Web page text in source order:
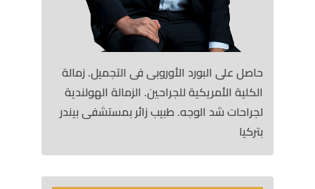
حاصل على البورد الأوروبى فى التجميل. زمالة
الكلية الأمريكية للجراحين. الزمالة الهولندية
لجراحات شد الوجه. طبيب زائر بمستشفى بيندر
بتركيا